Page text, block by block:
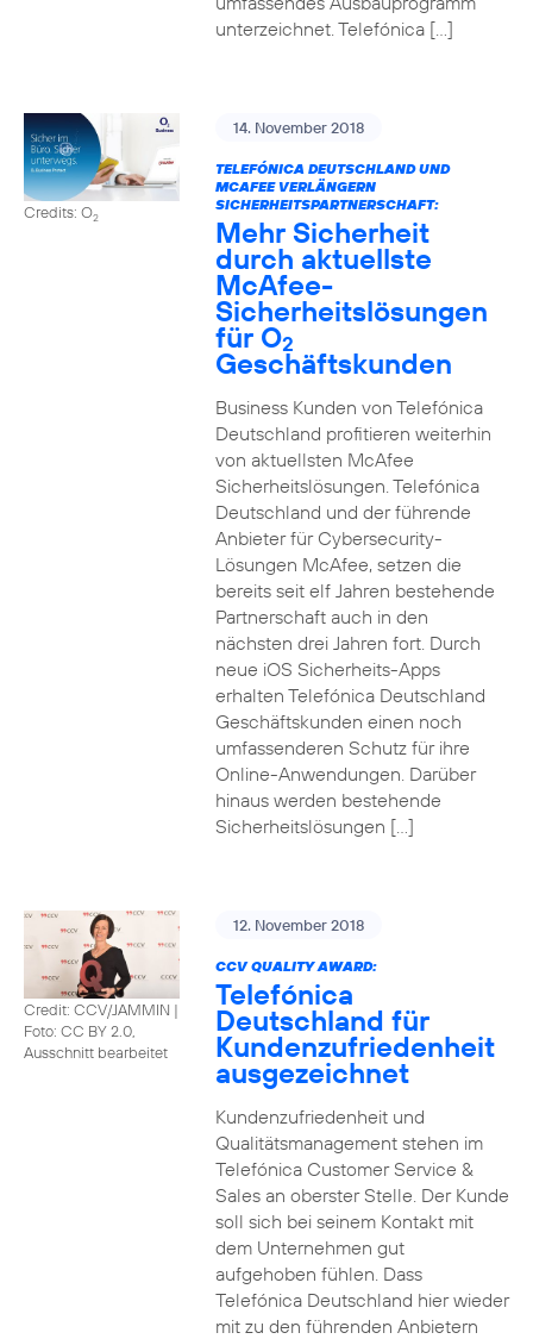
unterzeichnet. Telefónica […]
Credits: O2
14. November 2018
TELEFÓNICA DEUTSCHLAND UND
MCAFEE VERLÄNGERN
SICHERHEITSPARTNERSCHAFT:
Mehr Sicherheit
durch aktuellste
McAfee-
Sicherheitslösungen
für O2
Geschäftskunden
Business Kunden von Telefónica
Deutschland profitieren weiterhin
von aktuellsten McAfee
Sicherheitslösungen. Telefónica
Deutschland und der führende
Anbieter für Cybersecurity-
Lösungen McAfee, setzen die
bereits seit elf Jahren bestehende
Partnerschaft auch in den
nächsten drei Jahren fort. Durch
neue iOS Sicherheits-Apps
erhalten Telefónica Deutschland
Geschäftskunden einen noch
umfassenderen Schutz für ihre
Online-Anwendungen. Darüber
hinaus werden bestehende
Sicherheitslösungen […]
Credit: CCV/JAMMIN |
Foto: CC BY 2.0,
Ausschnitt bearbeitet
12. November 2018
CCV QUALITY AWARD:
Telefónica
Deutschland für
Kundenzufriedenheit
ausgezeichnet
Kundenzufriedenheit und
Qualitätsmanagement stehen im
Telefónica Customer Service &
Sales an oberster Stelle. Der Kunde
soll sich bei seinem Kontakt mit
dem Unternehmen gut
aufgehoben fühlen. Dass
Telefónica Deutschland hier wieder
mit zu den führenden Anbietern